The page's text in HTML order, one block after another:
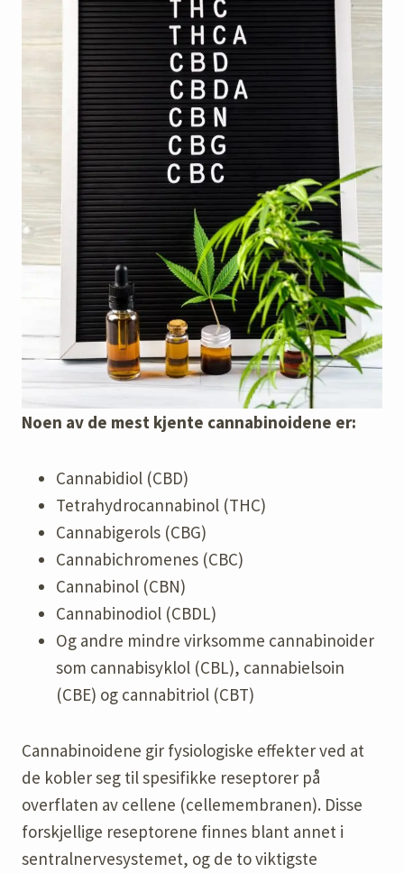
Noen av de mest kjente cannabinoidene er:
Cannabidiol (CBD)
Tetrahydrocannabinol (THC)
Cannabigerols (CBG)
Cannabichromenes (CBC)
Cannabinol (CBN)
Cannabinodiol (CBDL)
Og andre mindre virksomme cannabinoider
som cannabisyklol (CBL), cannabielsoin
(CBE) og cannabitriol (CBT)
Cannabinoidene gir fysiologiske effekter ved at
de kobler seg til spesifikke reseptorer på
overflaten av cellene (cellemembranen). Disse
forskjellige reseptorene finnes blant annet i
sentralnervesystemet, og de to viktigste